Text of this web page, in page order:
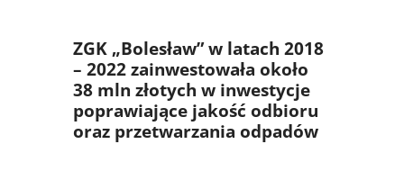
ZGK „Bolesław” w latach 2018
– 2022 zainwestowała około
38 mln złotych w inwestycje
poprawiające jakość odbioru
oraz przetwarzania odpadów